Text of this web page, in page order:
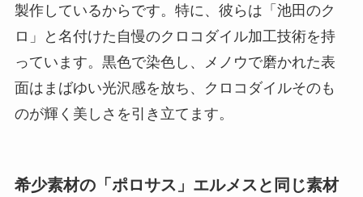
製作しているからです。特に、彼らは「池田のク
ロ」と名付けた自慢のクロコダイル加工技術を持
っています。黒色で染色し、メノウで磨かれた表
面はまばゆい光沢感を放ち、クロコダイルそのも
のが輝く美しさを引き立てます。
希少素材の「ポロサス」エルメスと同じ素材